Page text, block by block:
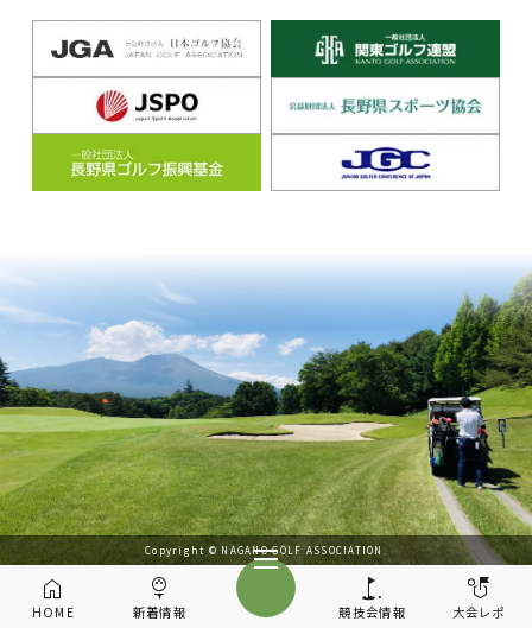
HOME 新着情報 競技会情報 大会レポ
Copyright © NAGANO GOLF ASSOCIATION.